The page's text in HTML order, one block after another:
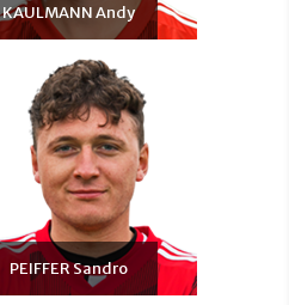
KAULMANN Andy
PEIFFER Sandro